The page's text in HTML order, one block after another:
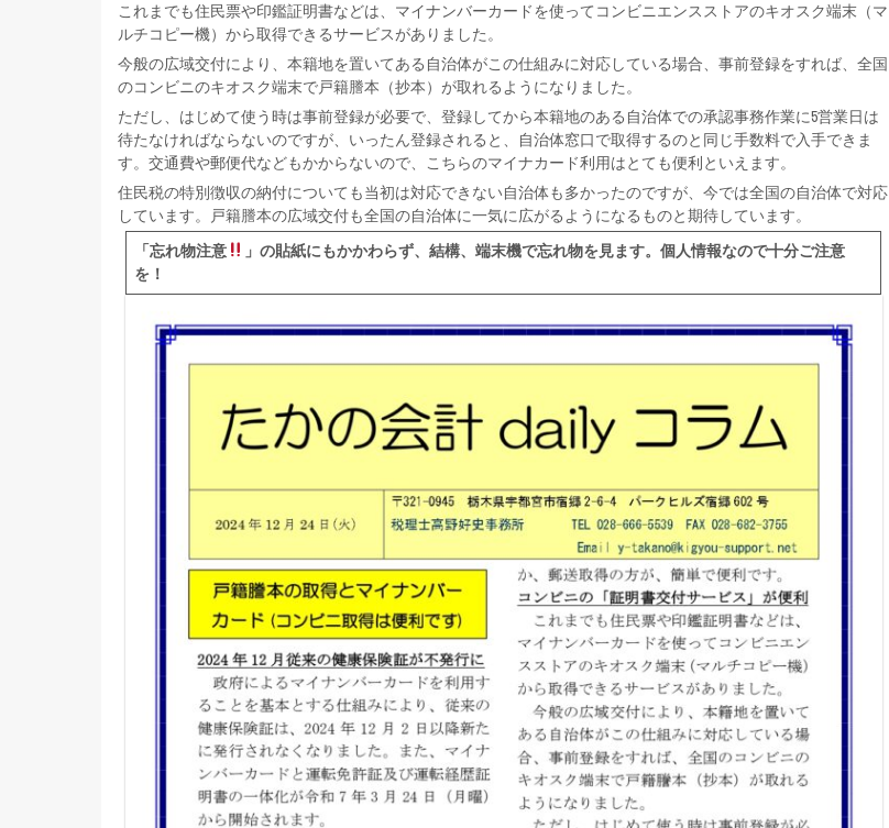
これまでも住民票や印鑑証明書などは、マイナンバーカードを使ってコンビニエンスストアのキオスク端末（マ
ルチコピー機）から取得できるサービスがありました。
今般の広域交付により、本籍地を置いてある自治体がこの仕組みに対応している場合、事前登録をすれば、全国
のコンビニのキオスク端末で戸籍謄本（抄本）が取れるようになりました。
ただし、はじめて使う時は事前登録が必要で、登録してから本籍地のある自治体での承認事務作業に5営業日は
待たなければならないのですが、いったん登録されると、自治体窓口で取得するのと同じ手数料で入手できま
す。交通費や郵便代などもかからないので、こちらのマイナカード利用はとても便利といえます。
住民税の特別徴収の納付についても当初は対応できない自治体も多かったのですが、今では全国の自治体で対応
しています。戸籍謄本の広域交付も全国の自治体に一気に広がるようになるものと期待しています。
「忘れ物注意
」の貼紙にもかかわらず、結構、端末機で忘れ物を見ます。個人情報なので十分ご注意
を！